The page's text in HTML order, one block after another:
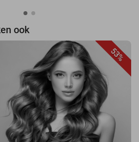
ook
53%